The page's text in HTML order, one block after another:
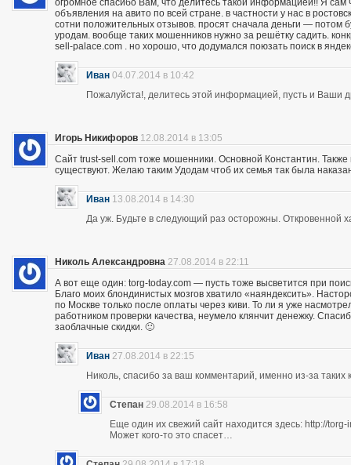
огромное спасибо Вам, что делитесь такой информацией!! Я
объявления на авито по всей стране. в частности у нас в
сотни положительных отзывов. просят сначала деньги — потом
уродам. вообще таких мошенников нужно за решётку садить.
sell-palace.com . но хорошо, что додумался поюзать поиск в
Иван 04.07.2014 в 10:42
Пожалуйста!, делитесь этой информацией, пусть и Ваши
Игорь Никифоров 12.08.2014 в 13:05
Сайт trust-sell.com тоже мошенники. Основной Константин.
существуют. Желаю таким Удодам чтоб их семья так была
Иван 13.08.2014 в 14:30
Да уж. Будьте в следующий раз осторожны. Откровенной
Николь Александровна 27.08.2014 в 22:11
А вот еще один: torg-today.com — пусть тоже высветится при
Благо моих блондинистых мозгов хватило «наяндексить».
по Москве только после оплаты через киви. То ли я уже
работником проверки качества, неумело клянчит денежку.
заоблачные скидки. 🙂
Иван 27.08.2014 в 22:15
Николь, спасибо за ваш комментарий, именно из-за
Степан 29.08.2014 в 16:58
Еще один их свежий сайт находится здесь: http://
Может кого-то это спасет…